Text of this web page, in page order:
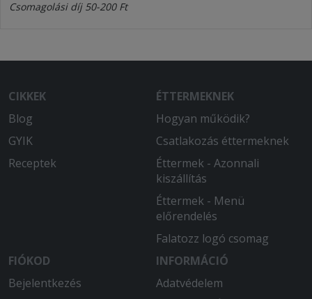
Csomagolási díj 50-200 Ft
CIKKEK
Blog
GYIK
Receptek
ÉTTERMEKNEK
Hogyan működik?
Csatlakozás éttermeknek
Éttermek - Azonnali
kiszállítás
Éttermek - Menü
előrendelés
Falatozz logó csomag
FIÓKOD
Bejelentkezés
INFORMÁCIÓ
Adatvédelem